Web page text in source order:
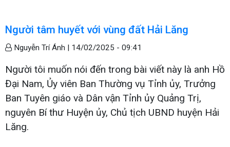
Người tâm huyết với vùng đất Hải Lăng
Nguyễn Trí Ánh | 14/02/2025 - 09:41
Người tôi muốn nói đến trong bài viết này là anh Hồ
Đại Nam, Ủy viên Ban Thường vụ Tỉnh ủy, Trưởng
Ban Tuyên giáo và Dân vận Tỉnh ủy Quảng Trị,
nguyên Bí thư Huyện ủy, Chủ tịch UBND huyện Hải
Lăng.